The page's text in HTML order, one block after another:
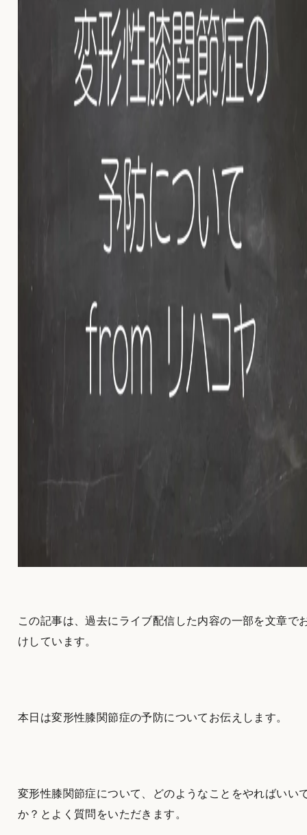
この記事は、過去にライブ配信した内容の一部を文章で
けしています。
本日は変形性膝関節症の予防についてお伝えします。
変形性膝関節症について、どのようなことをやればいい
か？とよく質問をいただきます。